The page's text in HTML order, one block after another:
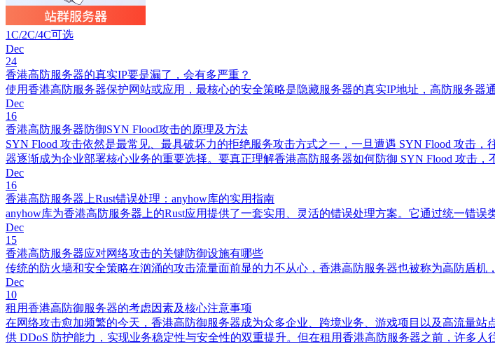
1C/2C/4C可选
Dec
24
香港高防服务器的真实IP要是漏了，会有多严重？
使用香港高防服务器保护网站或应用，最核心的安全策略是隐藏服务器的真实IP地址，高防服务
Dec
16
香港高防服务器防御SYN Flood攻击的原理及方法
SYN Flood 攻击依然是最常见、最具破坏力的拒绝服务攻击方式之一，一旦遭遇 SYN Flood 攻击
器逐渐成为企业部署核心业务的重要选择。要真正理解香港高防服务器如何防御 SYN Flood 攻击，
Dec
16
香港高防服务器上Rust错误处理：anyhow库的实用指南
anyhow库为香港高防服务器上的Rust应用提供了一套实用、灵活的错误处理方案。它通过统一错
Dec
15
香港高防服务器应对网络攻击的关键防御设施有哪些
传统的防火墙和安全策略在汹涌的攻击流量面前显的力不从心，香港高防服务器也被称为高防盾机
Dec
10
租用香港高防御服务器的考虑因素及核心注意事项
在网络攻击愈加频繁的今天，香港高防御服务器成为众多企业、跨境业务、游戏项目以及高流量
供 DDoS 防护能力，实现业务稳定性与安全性的双重提升。但在租用香港高防服务器之前，许多